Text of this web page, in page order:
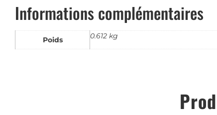
Informations complémentaires
Poids 0.612 kg